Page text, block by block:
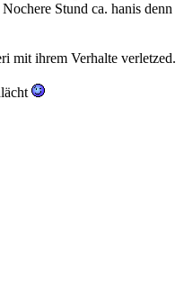
Nochere Stund ca. hanis denn
mit ihrem Verhalte verletzed.